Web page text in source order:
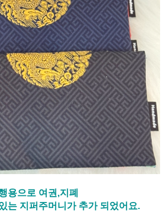
용으로 여권,지폐
는 지퍼주머니가 추가 되었어요.